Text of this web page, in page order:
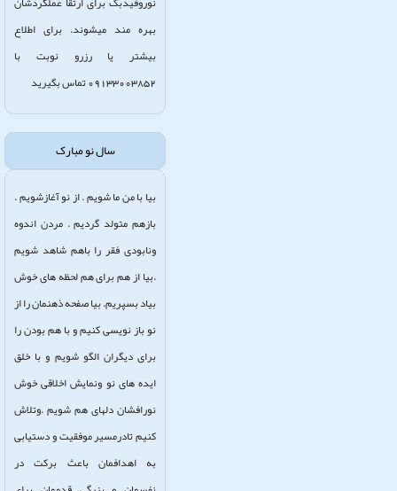
بهره مند میشوند. برای اطلاع
بیشتر یا رزرو نوبت با
09133003852 تماس بگیرید
سال نو مبارک
بیا با من ما شویم . از نو آغازشویم .
بازهم متولد گردیم . مردن اندوه
ونابودی فقر را باهم شاهد شویم
.بیا از هم برای هم لحظه های خوش
بیاد بسپریم. بیا صفحه ذهنمان را از
نو باز نویسی کنیم و با هم بودن را
برای دیگران الگو شویم و با خلق
ایده های نو ونمایش اخلاقی خوش
نورافشان دلهای هم شویم .وتلاش
کنیم تادرمسیر موفقیت و دستیابی
به اهدافمان باعث برکت در